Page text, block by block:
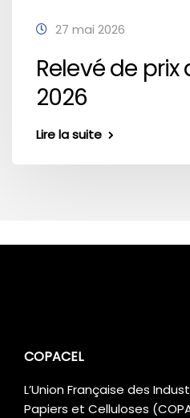
27 mai 2026
Relevé de prix
2026
Lire la suite
COPACEL
L’Union Française des
Papiers et Celluloses